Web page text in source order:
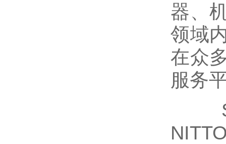
器、
领域
在众
服务